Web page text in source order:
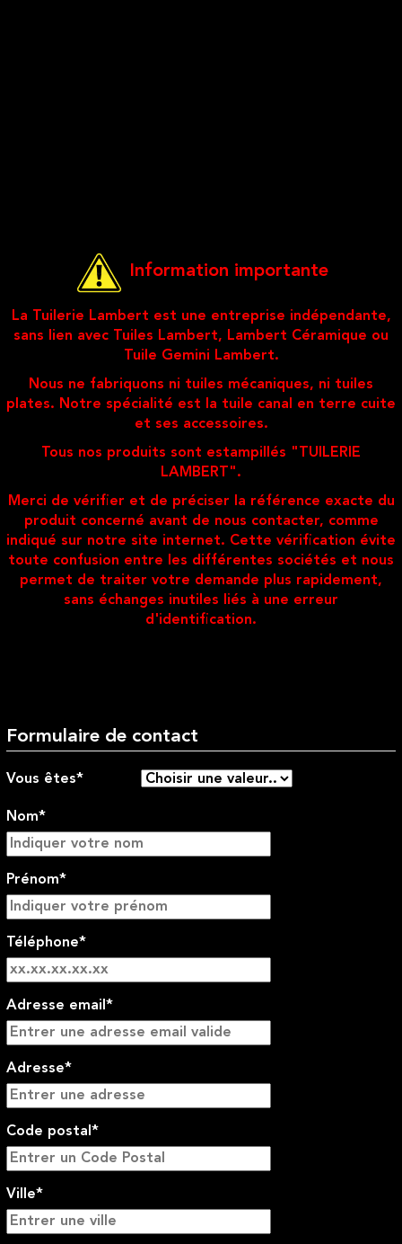
Information importante
La Tuilerie Lambert est une entreprise indépendante,
sans lien avec Tuiles Lambert, Lambert Céramique ou
Tuile Gemini Lambert.
Nous ne fabriquons ni tuiles mécaniques, ni tuiles
plates. Notre spécialité est la tuile canal en terre cuite
et ses accessoires.
Tous nos produits sont estampillés "TUILERIE
LAMBERT".
Merci de vérifier et de préciser la référence exacte du
produit concerné avant de nous contacter, comme
indiqué sur notre site internet. Cette vérification évite
toute confusion entre les différentes sociétés et nous
permet de traiter votre demande plus rapidement,
sans échanges inutiles liés à une erreur
d'identification.
Formulaire de contact
Vous êtes*
Nom*
Prénom*
Téléphone*
Adresse email*
Adresse*
Code postal*
Ville*